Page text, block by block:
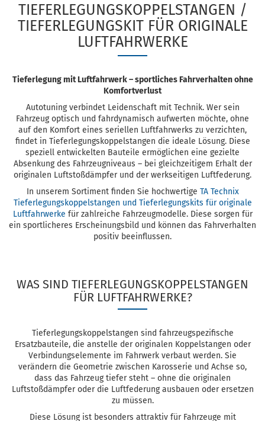
TIEFERLEGUNGSKOPPELSTANGEN /
TIEFERLEGUNGSKIT FÜR ORIGINALE
LUFTFAHRWERKE
Tieferlegung mit Luftfahrwerk – sportliches Fahrverhalten ohne
Komfortverlust
Autotuning verbindet Leidenschaft mit Technik. Wer sein
Fahrzeug optisch und fahrdynamisch aufwerten möchte, ohne
auf den Komfort eines seriellen Luftfahrwerks zu verzichten,
findet in Tieferlegungskoppelstangen die ideale Lösung. Diese
speziell entwickelten Bauteile ermöglichen eine gezielte
Absenkung des Fahrzeugniveaus – bei gleichzeitigem Erhalt der
originalen Luftstoßdämpfer und der werkseitigen Luftfederung.
In unserem Sortiment finden Sie hochwertige TA Technix
Tieferlegungskoppelstangen und Tieferlegungskits für originale
Luftfahrwerke für zahlreiche Fahrzeugmodelle. Diese sorgen für
ein sportlicheres Erscheinungsbild und können das Fahrverhalten
positiv beeinflussen.
WAS SIND TIEFERLEGUNGSKOPPELSTANGEN
FÜR LUFTFAHRWERKE?
Tieferlegungskoppelstangen sind fahrzeugspezifische
Ersatzbauteile, die anstelle der originalen Koppelstangen oder
Verbindungselemente im Fahrwerk verbaut werden. Sie
verändern die Geometrie zwischen Karosserie und Achse so,
dass das Fahrzeug tiefer steht – ohne die originalen
Luftstoßdämpfer oder die Luftfederung ausbauen oder ersetzen
zu müssen.
Diese Lösung ist besonders attraktiv für Fahrzeuge mit